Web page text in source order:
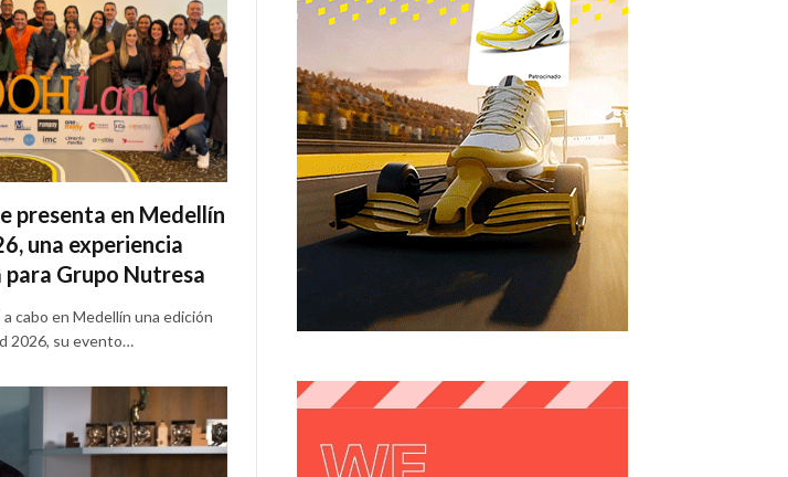
presenta en Medellín
una experiencia
para Grupo Nutresa
cabo en Medellín una edición
2026, su evento…